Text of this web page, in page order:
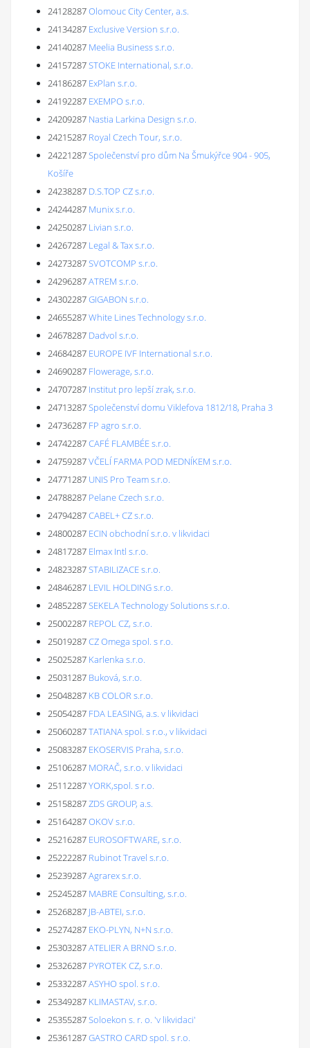
24128287Olomouc City Center, a.s.
24134287 Exclusive Version s.r.o.
24140287 Meelia Business s.r.o.
24157287STOKE International, s.r.o.
24186287 ExPlan s.r.o.
24192287 EXEMPO s.r.o.
24209287 Nastia Larkina Design s.r.o.
24215287 Royal Czech Tour, s.r.o.
24221287Společenství pro dům Na Šmukýřce 904 - 905,
Košíře
24238287 D.S.TOP CZ s.r.o.
24244287 Munix s.r.o.
24250287 Livian s.r.o.
24267287 Legal & Tax s.r.o.
24273287SVOTCOMP s.r.o.
24296287ATREM s.r.o.
24302287GIGABON s.r.o.
24655287White Lines Technology s.r.o.
24678287 Dadvol s.r.o.
24684287 EUROPE IVF International s.r.o.
24690287 Flowerage, s.r.o.
24707287 Institut pro lepší zrak, s.r.o.
24713287Společenství domu Viklefova 1812/18, Praha 3
24736287 FP agro s.r.o.
24742287CAFÉ FLAMBÉE s.r.o.
24759287VČELÍ FARMA POD MEDNÍKEM s.r.o.
24771287 UNIS Pro Team s.r.o.
24788287 Pelane Czech s.r.o.
24794287CABEL+ CZ s.r.o.
24800287 ECIN obchodní s.r.o. v likvidaci
24817287 Elmax Intl s.r.o.
24823287STABILIZACE s.r.o.
24846287 LEVIL HOLDING s.r.o.
24852287SEKELA Technology Solutions s.r.o.
25002287 REPOL CZ, s.r.o.
25019287CZ Omega spol. s r.o.
25025287 Karlenka s.r.o.
25031287 Buková, s.r.o.
25048287 KB COLOR s.r.o.
25054287 FDA LEASING, a.s. v likvidaci
25060287TATIANA spol. s r.o., v likvidaci
25083287 EKOSERVIS Praha, s.r.o.
25106287 MORAČ, s.r.o. v likvidaci
25112287YORK,spol. s r.o.
25158287ZDS GROUP, a.s.
25164287OKOV s.r.o.
25216287 EUROSOFTWARE, s.r.o.
25222287 Rubinot Travel s.r.o.
25239287Agrarex s.r.o.
25245287 MABRE Consulting, s.r.o.
25268287 JB-ABTEI, s.r.o.
25274287 EKO-PLYN, N+N s.r.o.
25303287ATELIER A BRNO s.r.o.
25326287 PYROTEK CZ, s.r.o.
25332287ASYHO spol. s r.o.
25349287 KLIMASTAV, s.r.o.
25355287Soloekon s. r. o. 'v likvidaci'
25361287GASTRO CARD spol. s r.o.